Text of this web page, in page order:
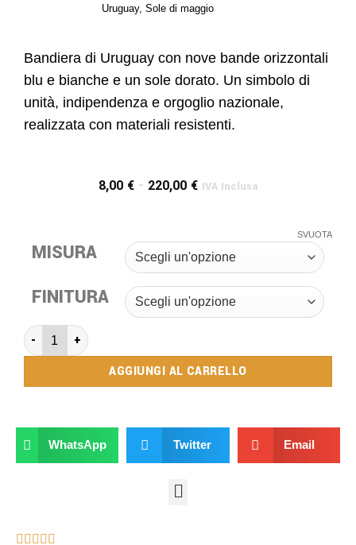
Uruguay, Sole di maggio
Bandiera di Uruguay con nove bande orizzontali
blu e bianche e un sole dorato. Un simbolo di
unità, indipendenza e orgoglio nazionale,
realizzata con materiali resistenti.
8,00 € - 220,00 € IVA Inclusa
MISURA
FINITURA
SVUOTA
AGGIUNGI AL CARRELLO
WhatsApp Twitter Email